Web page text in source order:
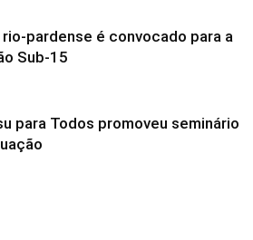
pardense é convocado para a
Sub-15
para Todos promoveu seminário